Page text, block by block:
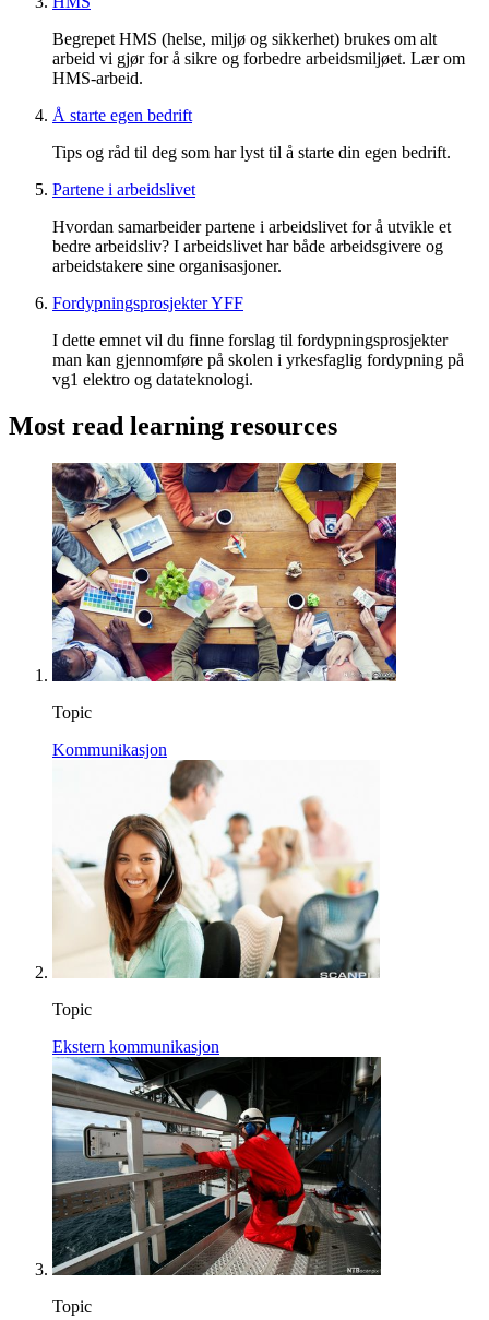
Begrepet HMS (helse, miljø og sikkerhet) brukes om alt
arbeid vi gjør for å sikre og forbedre arbeidsmiljøet. Lær om
HMS-arbeid.
Å starte egen bedrift
Tips og råd til deg som har lyst til å starte din egen bedrift.
Partene i arbeidslivet
Hvordan samarbeider partene i arbeidslivet for å utvikle et
bedre arbeidsliv? I arbeidslivet har både arbeidsgivere og
arbeidstakere sine organisasjoner.
Fordypningsprosjekter YFF
I dette emnet vil du finne forslag til fordypningsprosjekter
man kan gjennomføre på skolen i yrkesfaglig fordypning på
vg1 elektro og datateknologi.
Most read learning resources
Topic
Kommunikasjon
Topic
Ekstern kommunikasjon
Topic